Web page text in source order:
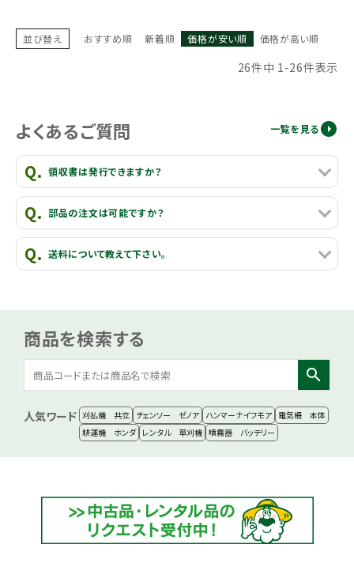
並び替え おすすめ順 新着順 価格が安い順 価格が高い順
26件中 1-26件表示
よくあるご質問 一覧を見る
領収書は発行できますか？
部品の注文は可能ですか？
送料について教えて下さい。
商品を検索する
search
人気ワード 刈払機 共立 チェンソー ゼノア ハンマーナイフモア 電気柵 本体
耕運機 ホンダ レンタル 草刈機 噴霧器 バッテリー